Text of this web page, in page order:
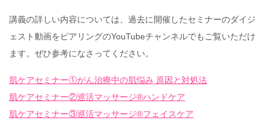
講義の詳しい内容については、過去に開催したセミナーのダイジ
ェスト動画をピアリングのYouTubeチャンネルでもご覧いただけ
ます。ぜひ参考になさってください。
肌ケアセミナー①がん治療中の肌悩み 原因と対処法
肌ケアセミナー②巡活マッサージ®ハンドケア
肌ケアセミナー③巡活マッサージ®フェイスケア